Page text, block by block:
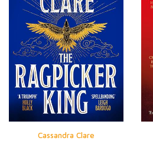
Cassandra Clare